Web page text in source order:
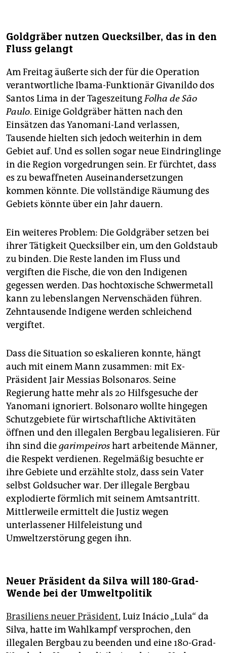
Goldgräber nutzen Quecksilber, das in den
Fluss gelangt
Am Freitag äußerte sich der für die Operation
verantwortliche Ibama-Funktionär Givanildo dos
Santos Lima in der TageszeitungFolha de São
Paulo. Einige Goldgräber hätten nach den
Einsätzen das Yanomani-Land verlassen,
Tausende hielten sich jedoch weiterhin in dem
Gebiet auf. Und es sollen sogar neue Eindringlinge
in die Region vorgedrungen sein. Er fürchtet, dass
es zu bewaffneten Auseinandersetzungen
kommen könnte. Die vollständige Räumung des
Gebiets könnte über ein Jahr dauern.
Ein weiteres Problem: Die Goldgräber setzen bei
ihrer Tätigkeit Quecksilber ein, um den Goldstaub
zu binden. Die Reste landen im Fluss und
vergiften die Fische, die von den Indigenen
gegessen werden. Das hochtoxische Schwermetall
kann zu lebenslangen Nervenschäden führen.
Zehntausende Indigene werden schleichend
vergiftet.
Dass die Situation so eskalieren konnte, hängt
auch mit einem Mann zusammen: mit Ex-
Präsident Jair Messias Bolsonaros. Seine
Regierung hatte mehr als 20 Hilfsgesuche der
Yanomani ignoriert. Bolsonaro wollte hingegen
Schutzgebiete für wirtschaftliche Aktivitäten
öffnen und den illegalen Bergbau legalisieren. Für
ihn sind diegarimpeiroshart arbeitende Männer,
die Respekt verdienen. Regelmäßig besuchte er
ihre Gebiete und erzählte stolz, dass sein Vater
selbst Goldsucher war. Der illegale Bergbau
explodierte förmlich mit seinem Amtsantritt.
Mittlerweile ermittelt die Justiz wegen
unterlassener Hilfeleistung und
Umweltzerstörung gegen ihn.
Neuer Präsident da Silva will 180-Grad-
Wende bei der Umweltpolitik
Brasiliens neuer Präsident, Luiz Inácio „Lula“ da
Silva, hatte im Wahlkampf versprochen, den
illegalen Bergbau zu beenden und eine 180-Grad-